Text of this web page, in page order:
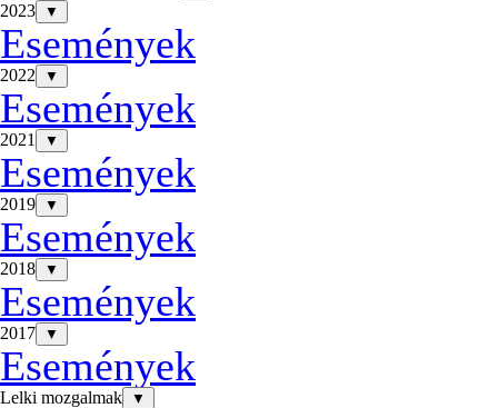
2023 ▼
Események
2022 ▼
Események
2021 ▼
Események
2019 ▼
Események
2018 ▼
Események
2017 ▼
Események
Lelki mozgalmak ▼